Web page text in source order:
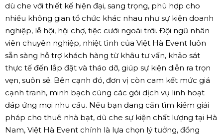
dù che với thiết kế hiện đại, sang trọng, phù hợp cho
nhiều không gian tổ chức khác nhau như sự kiện doanh
nghiệp, lễ hội, hội chợ, tiệc cưới ngoài trời. Đội ngũ nhân
viên chuyên nghiệp, nhiệt tình của Việt Hà Event luôn
sẵn sàng hỗ trợ khách hàng từ khâu tư vấn, khảo sát
thực tế đến lắp đặt và tháo dỡ, giúp sự kiện diễn ra trọn
vẹn, suôn sẻ. Bên cạnh đó, đơn vị còn cam kết mức giá
cạnh tranh, minh bạch cùng các gói dịch vụ linh hoạt
đáp ứng mọi nhu cầu. Nếu bạn đang cần tìm kiếm giải
pháp cho thuê nhà bạt, dù che sự kiện chất lượng tại Hà
Nam, Việt Hà Event chính là lựa chọn lý tưởng, đồng